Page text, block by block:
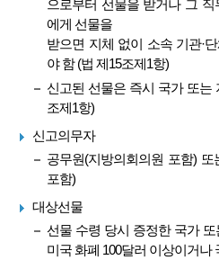
으로부터 선물을 받거나 그
에게 선물을
받으면 지체 없이 소속 기관·
야 함 (법 제15조제1항)
신고된 선물은 즉시 국가 또는
조제1항)
신고의무자
공무원(지방의회의원 포함) 또
포함)
대상선물
선물 수령 당시 증정한 국가
미국 화폐 100달러 이상이거나